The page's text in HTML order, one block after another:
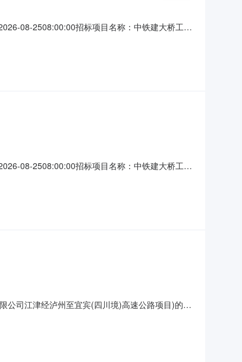
08-2508:00:00招标项目名称：中铁建大桥工程
08-2508:00:00招标项目名称：中铁建大桥工程
路项目位于四川省自贡市和
公司江津经泸州至宜宾(四川境)高速公路项目)的招